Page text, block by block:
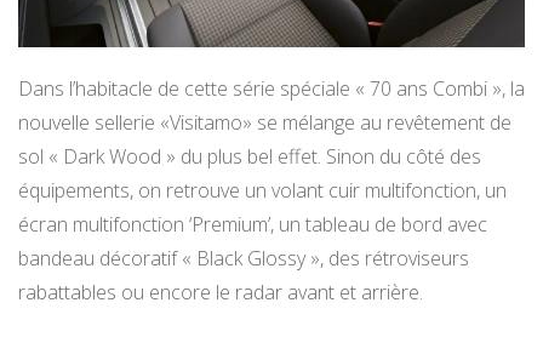
Dans l’habitacle de cette série spéciale « 70 ans Combi », la
nouvelle sellerie «Visitamo» se mélange au revêtement de
sol « Dark Wood » du plus bel effet. Sinon du côté des
équipements, on retrouve un volant cuir multifonction, un
écran multifonction ‘Premium’, un tableau de bord avec
bandeau décoratif « Black Glossy », des rétroviseurs
rabattables ou encore le radar avant et arrière.